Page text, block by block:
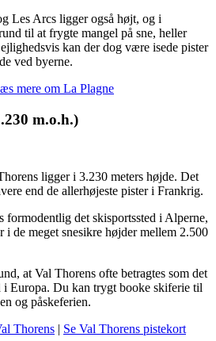
Les Arcs ligger også højt, og i
til at frygte mangel på sne, heller
kan der dog være isede pister
ved byerne.
mere om La Plagne
m.o.h.)
ligger i 3.230 meters højde. Det
end de allerhøjeste pister i Frankrig.
det skisportssted i Alperne,
i de meget snesikre højder mellem 2.500
at Val Thorens ofte betragtes som det
i Europa. Du kan trygt booke skiferie til
og påskeferien.
Thorens
Se Val Thorens pistekort